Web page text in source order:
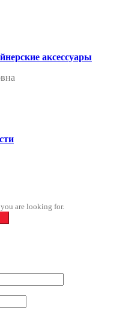
аксессуары
are looking for.